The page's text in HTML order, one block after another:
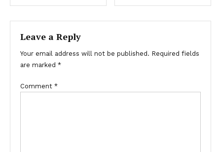
Leave a Reply
Your email address will not be published. Required fields
are marked *
Comment *